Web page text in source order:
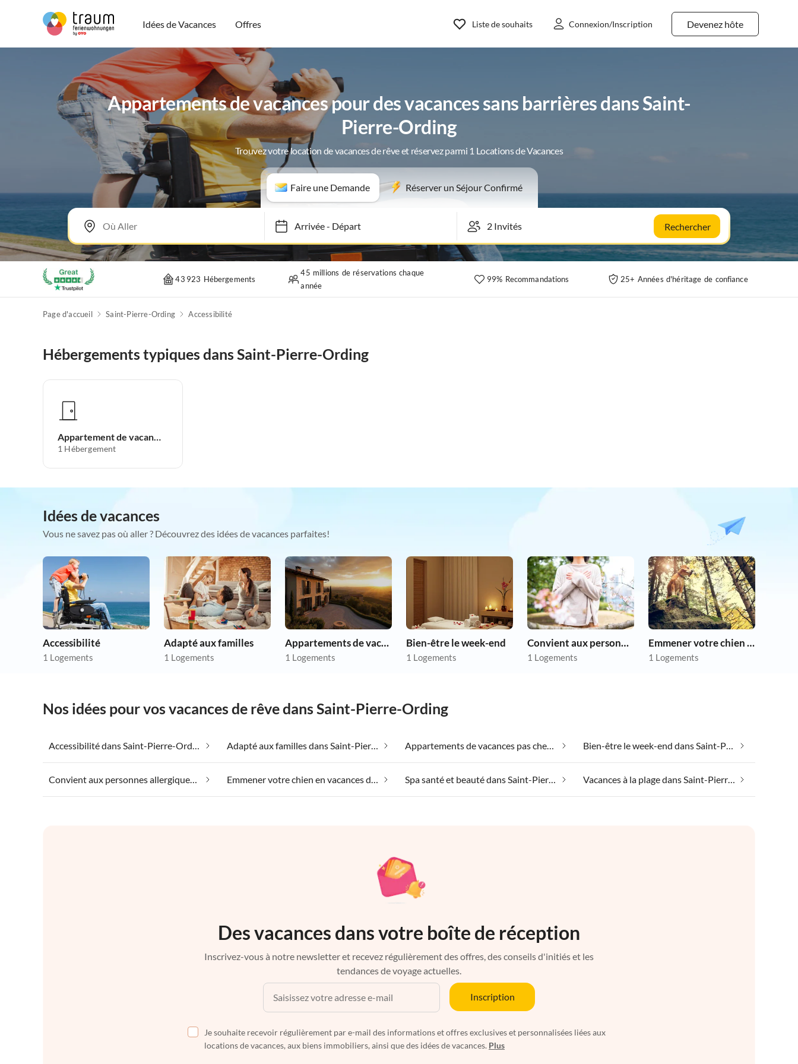
Idées de Vacances Offres Devenez hôte
Liste de souhaits Connexion/Inscription
Appartements de vacances pour des vacances sans barrières dans Saint-
Pierre-Ording
Trouvez votre location de vacances de rêve et réservez parmi 1 Locations de Vacances
Faire une Demande Réserver un Séjour Confirmé
Arrivée-Départ Rechercher
43 923 Hébergements
45 millions de réservations chaque
année
99% Recommandations 25+ Années d'héritage de confiance
Page d'accueil Saint-Pierre-Ording Accessibilité
Hébergements typiques dans Saint-Pierre-Ording
Appartement de vacances
1 Hébergement
Idées de vacances
Vous ne savez pas où aller ? Découvrez des idées de vacances parfaites!
Accessibilité
1 Logements
Adapté aux familles
1 Logements
Appartements de vacances pas chers
1 Logements
Bien-être le week-end
1 Logements
Convient aux personnes allergiques
1 Logements
Emmener votre chien en vacances
1 Logements
Nos idées pour vos vacances de rêve dans Saint-Pierre-Ording
Accessibilité dans Saint-Pierre-Ording Adapté aux familles dans Saint-Pierre-Ording Appartements de vacances pas chers dans Saint-Pierre-Ording Bien-être le week-end dans Saint-Pierre-Ording
Convient aux personnes allergiques dans Saint-Pierre-Ording Emmener votre chien en vacances dans Saint-Pierre-Ording Spa santé et beauté dans Saint-Pierre-Ording Vacances à la plage dans Saint-Pierre-Ording
Des vacances dans votre boîte de réception
Inscrivez-vous à notre newsletter et recevez régulièrement des offres, des conseils d'initiés et les
tendances de voyage actuelles.
Inscription
Je souhaite recevoir régulièrement par e-mail des informations et offres exclusives et personnalisées liées aux
locations de vacances, aux biens immobiliers, ainsi que des idées de vacances. Plus